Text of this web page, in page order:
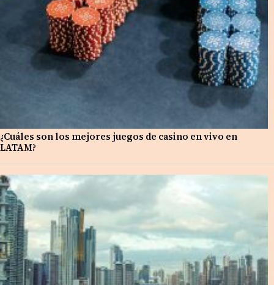
¿Cuáles son los mejores juegos de casino en vivo en
LATAM?